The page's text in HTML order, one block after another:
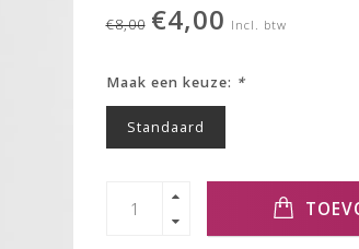
€8,00 €4,00 Incl. btw
Maak een keuze: *
Standaard